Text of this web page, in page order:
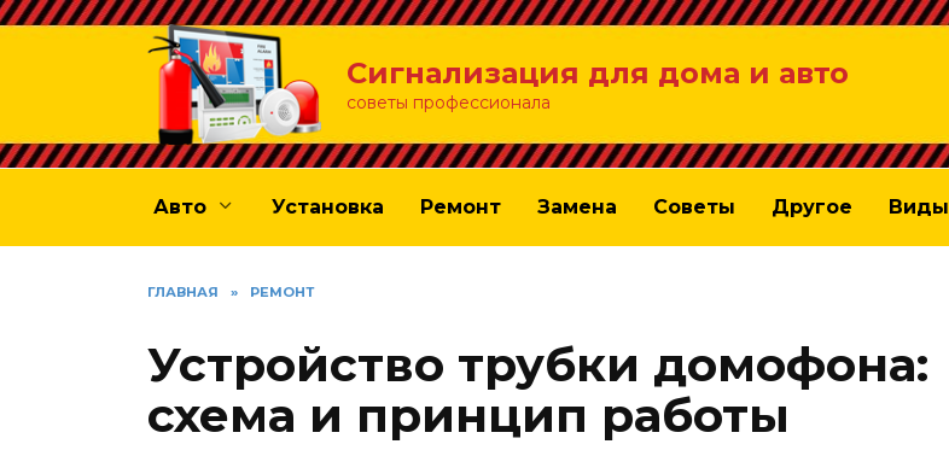
Перейти
Сигнализация для дома и авто
советы профессионала
Авто Установка Ремонт Замена Советы Другое Виды
ГЛАВНАЯ » РЕМОНТ
Устройство трубки домофона:
схема и принцип работы